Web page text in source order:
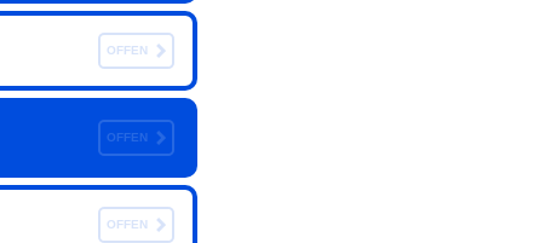
OFFEN
OFFEN
OFFEN